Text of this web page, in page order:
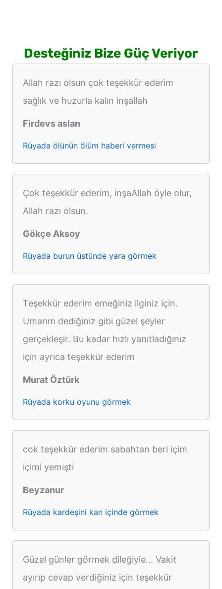
Desteğiniz Bize Güç Veriyor
Allah razı olsun çok teşekkür ederim
sağlık ve huzurla kalın inşallah
Firdevs aslan
Rüyada ölünün ölüm haberi vermesi
Çok teşekkür ederim, inşaAllah öyle olur,
Allah razı olsun.
Gökçe Aksoy
Rüyada burun üstünde yara görmek
Teşekkür ederim emeğiniz ilginiz için.
Umarım dediğiniz gibi güzel şeyler
gerçekleşir. Bu kadar hızlı yanıtladığınız
için ayrıca teşekkür ederim
Murat Öztürk
Rüyada korku oyunu görmek
cok teşekkür ederim sabahtan beri içim
içimi yemişti
Beyzanur
Rüyada kardeşini kan içinde görmek
Güzel günler görmek dileğiyle... Vakit
ayırıp cevap verdiğiniz için teşekkür